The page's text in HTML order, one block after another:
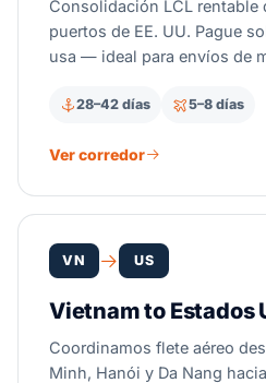
Consolidación LCL rentable
puertos de EE. UU. Pague
usa — ideal para envíos de
Phong y Da Nang a todos
28–42 días 5–8 días
Ver corredor
VN US
Vietnam to Estados
Coordinamos flete aéreo
Minh, Hanói y Da Nang